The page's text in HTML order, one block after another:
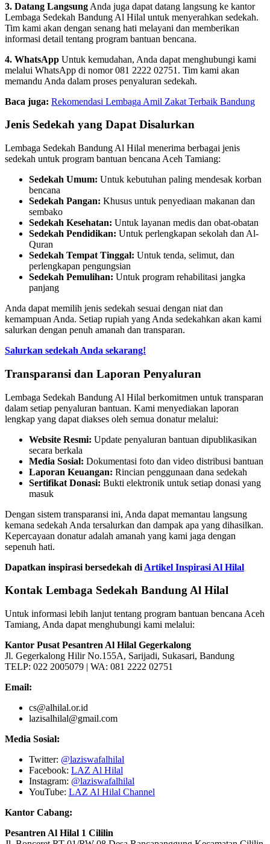
3. Datang Langsung Anda juga dapat datang langsung ke kantor
Lembaga Sedekah Bandung Al Hilal untuk menyerahkan sedekah.
Tim kami akan dengan senang hati melayani dan memberikan
informasi detail tentang program bantuan bencana.
4. WhatsApp Untuk kemudahan, Anda dapat menghubungi kami
melalui WhatsApp di nomor 081 2222 02751. Tim kami akan
memandu Anda dalam proses penyaluran sedekah.
Baca juga: Rekomendasi Lembaga Amil Zakat Terbaik Bandung
Jenis Sedekah yang Dapat Disalurkan
Lembaga Sedekah Bandung Al Hilal menerima berbagai jenis
sedekah untuk program bantuan bencana Aceh Tamiang:
Sedekah Umum: Untuk kebutuhan paling mendesak korban
bencana
Sedekah Pangan: Khusus untuk penyediaan makanan dan
sembako
Sedekah Kesehatan: Untuk layanan medis dan obat-obatan
Sedekah Pendidikan: Untuk perlengkapan sekolah dan Al-
Quran
Sedekah Tempat Tinggal: Untuk tenda, selimut, dan
perlengkapan pengungsian
Sedekah Pemulihan: Untuk program rehabilitasi jangka
panjang
Anda dapat memilih jenis sedekah sesuai dengan niat dan
kemampuan Anda. Setiap rupiah yang Anda sedekahkan akan kami
salurkan dengan penuh amanah dan transparan.
Salurkan sedekah Anda sekarang!
Transparansi dan Laporan Penyaluran
Lembaga Sedekah Bandung Al Hilal berkomitmen untuk transparan
dalam setiap penyaluran bantuan. Kami menyediakan laporan
lengkap yang dapat diakses oleh semua donatur melalui:
Website Resmi: Update penyaluran bantuan dipublikasikan
secara berkala
Media Sosial: Dokumentasi foto dan video distribusi bantuan
Laporan Keuangan: Rincian penggunaan dana sedekah
Sertifikat Donasi: Bukti elektronik untuk setiap donasi yang
masuk
Dengan sistem transparansi ini, Anda dapat memantau langsung
kemana sedekah Anda tersalurkan dan dampak apa yang dihasilkan.
Kepercayaan donatur adalah amanah yang kami jaga dengan
sepenuh hati.
Dapatkan inspirasi bersedekah di Artikel Inspirasi Al Hilal
Kontak Lembaga Sedekah Bandung Al Hilal
Untuk informasi lebih lanjut tentang program bantuan bencana Aceh
Tamiang, Anda dapat menghubungi kami melalui:
Kantor Pusat Pesantren Al Hilal Gegerkalong
Jl. Gegerkalong Hilir No.155A, Sarijadi, Sukasari, Bandung
TELP: 022 2005079 | WA: 081 2222 02751
Email:
cs@alhilal.or.id
lazisalhilal@gmail.com
Media Sosial:
Twitter: @laziswafalhilal
Facebook: LAZ Al Hilal
Instagram: @laziswafalhilal
YouTube: LAZ Al Hilal Channel
Kantor Cabang:
Pesantren Al Hilal 1 Cililin